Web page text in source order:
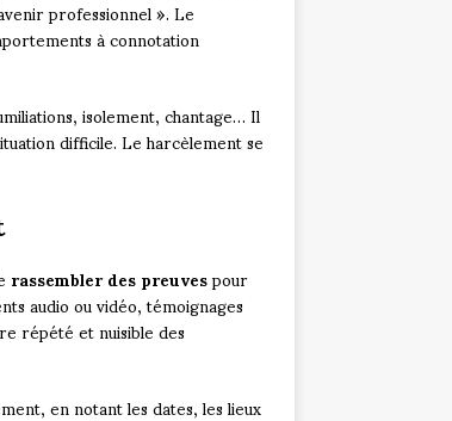
professionnel ». Le
à connotation
isolement, chantage… Il
difficile. Le harcèlement se
rassembler des preuvespour
audio ou vidéo, témoignages
répété et nuisible des
en notant les dates, les lieux